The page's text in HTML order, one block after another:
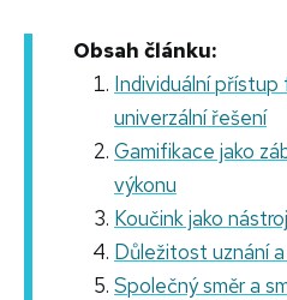
Obsah článku:
Individuální přístup
univerzální řešení
Gamifikace jako
výkonu
Koučink jako
Důležitost uznání
Společný směr a